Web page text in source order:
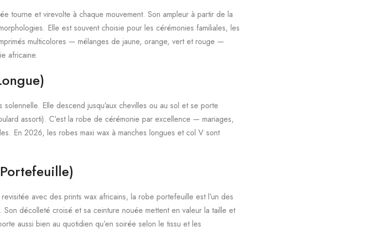
tourne et virevolte à chaque mouvement. Son ampleur à partir de la
Elle est souvent choisie pour les cérémonies familiales, les
multicolores — mélanges de jaune, orange, vert et rouge —
africaine.
Elle descend jusqu’aux chevilles ou au sol et se porte
assorti). C’est la robe de cérémonie par excellence — mariages,
En 2026, les robes maxi wax à manches longues et col V sont
avec des prints wax africains, la robe portefeuille est l’un des
décolleté croisé et sa ceinture nouée mettent en valeur la taille et
aussi bien au quotidien qu’en soirée selon le tissu et les